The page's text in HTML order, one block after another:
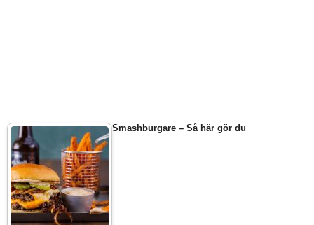
Smashburgare – Så här gör du